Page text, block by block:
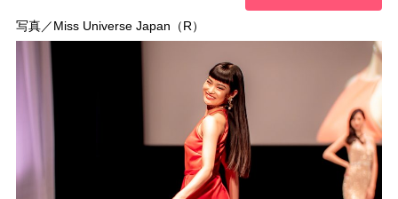
写真／Miss Universe Japan（R）